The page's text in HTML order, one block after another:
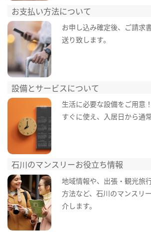
お支払い方法について
お申し込み確定後、ご請求
送り致します。
設備とサービスについて
生活に必要な設備をご用意
すぐに使え、入居日から通
石川のマンスリーお役立ち情報
地域情報や、出張・観光旅
方法など、石川のマンスリ
介します。